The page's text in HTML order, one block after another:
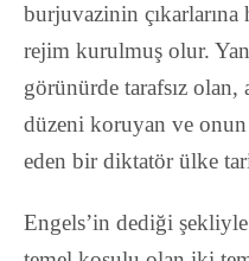
burjuvazinin
rejim kurulmuş olur.
görünürde tarafsız
düzeni koruyan ve onun
eden bir diktatör ülke
Engels’in dediği